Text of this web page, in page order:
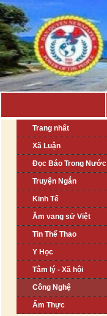
Trang nhất
Xã Luận
Đọc Báo Trong Nước
Truyện Ngắn
Kinh Tế
Âm vang sử Việt
Tin Thể Thao
Y Học
Tâm lý - Xã hội
Công Nghệ
Ẩm Thực